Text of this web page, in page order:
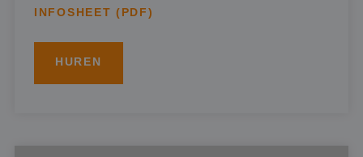
INFOSHEET (PDF)
HUREN